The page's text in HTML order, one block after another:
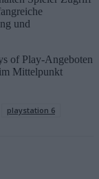
und
of Play-Angeboten
Mittelpunkt
playstation 6